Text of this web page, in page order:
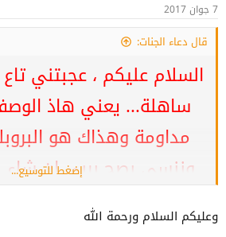
7 جوان 2017
قال دعاء الجنات:
السلام عليكم ، عجبتني تاع
ساهلة... يعني هاذ
مداومة وهذاك هو
وننسى بصح بربي ان شاء
عليهوم ، شكرا على
إضغط للتوسيع...
وعليكم السلام ورحمة الله